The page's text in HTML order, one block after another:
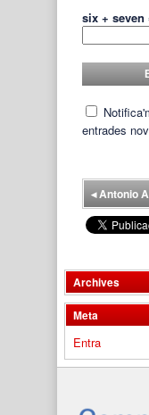
six + seven
entrades
◂Antonio
Archives
Meta
Entra